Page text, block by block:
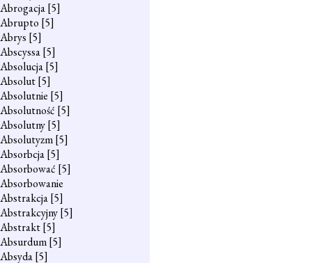
Abrogacja[5]
Abrupto [5]
Abrys [5]
Abscyssa[5]
Absolucja[5]
Absolut[5]
Absolutnie [5]
Absolutność [5]
Absolutny[5]
Absolutyzm[5]
Absorbcja[5]
Absorbować [5]
Absorbowanie
Abstrakcja[5]
Abstrakcyjny[5]
Abstrakt[5]
Absurdum[5]
Absyda[5]